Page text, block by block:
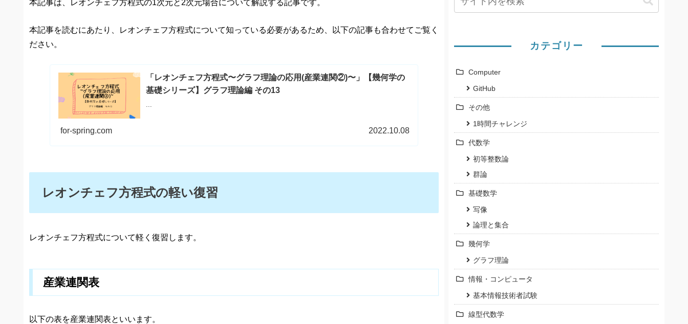
本記事は、レオンチェフ方程式の1次元と2次元場合について解説する記事です。
本記事を読むにあたり、レオンチェフ方程式について知っている必要があるため、以下の記事も合わせてご覧く
ださい。
「レオンチェフ方程式〜グラフ理論の応用(産業連関②)〜」【幾何学の
基礎シリーズ】グラフ理論編 その13
...
for-spring.com 2022.10.08
レオンチェフ方程式の軽い復習
レオンチェフ方程式について軽く復習します。
産業連関表
以下の表を産業連関表といいます。
カテゴリー
Computer
GitHub
その他
1時間チャレンジ
代数学
初等整数論
群論
基礎数学
写像
論理と集合
幾何学
グラフ理論
情報・コンピュータ
基本情報技術者試験
線型代数学